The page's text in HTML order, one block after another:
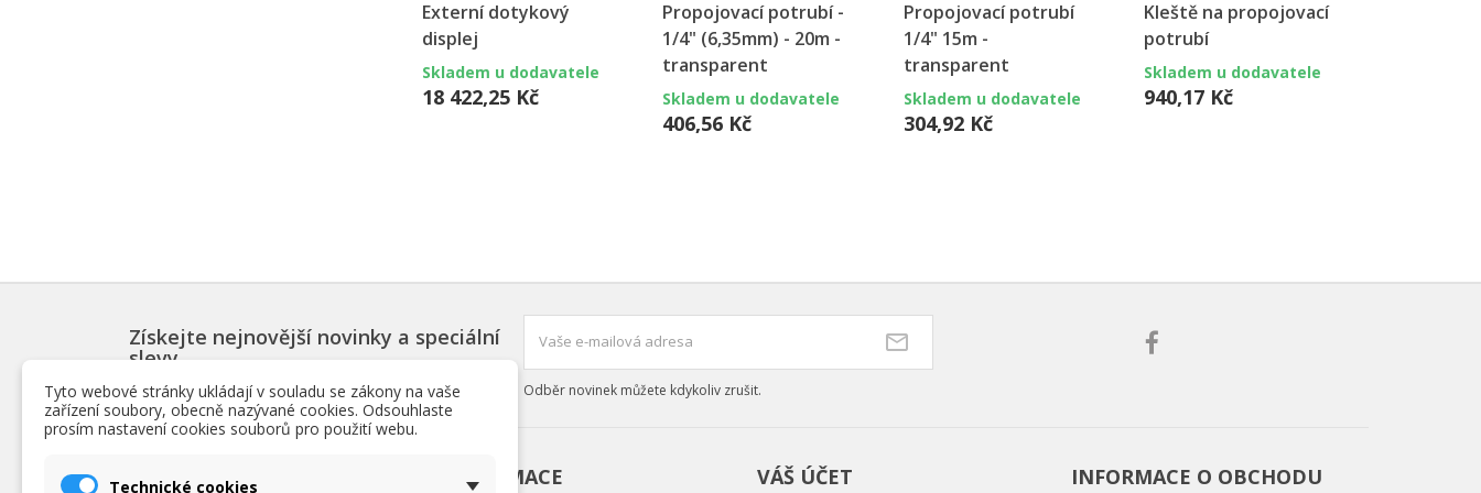
Externí dotykový
displej
Skladem u dodavatele
18 422,25 Kč
Propojovací potrubí -
1/4" (6,35mm) - 20m -
transparent
Skladem u dodavatele
406,56 Kč
Propojovací potrubí
1/4" 15m -
transparent
Skladem u dodavatele
304,92 Kč
Kleště na propojovací
potrubí
Skladem u dodavatele
940,17 Kč
Získejte nejnovější novinky a speciální
slevy
Odběr novinek můžete kdykoliv zrušit.
PRODUKTY INFORMACE VÁŠ ÚČET INFORMACE O OBCHODU
Tyto webové stránky ukládají v souladu se zákony na vaše
zařízení soubory, obecně nazývané cookies. Odsouhlaste
prosím nastavení cookies souborů pro použití webu.
Technické cookies